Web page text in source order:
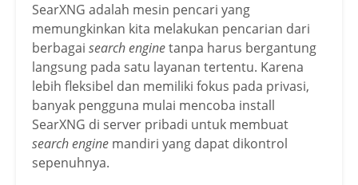
SearXNG adalah mesin pencari yang
memungkinkan kita melakukan pencarian dari
berbagai search enginetanpa harus bergantung
langsung pada satu layanan tertentu. Karena
lebih fleksibel dan memiliki fokus pada privasi,
banyak pengguna mulai mencoba install
SearXNG di server pribadi untuk membuat
search engine mandiri yang dapat dikontrol
sepenuhnya.